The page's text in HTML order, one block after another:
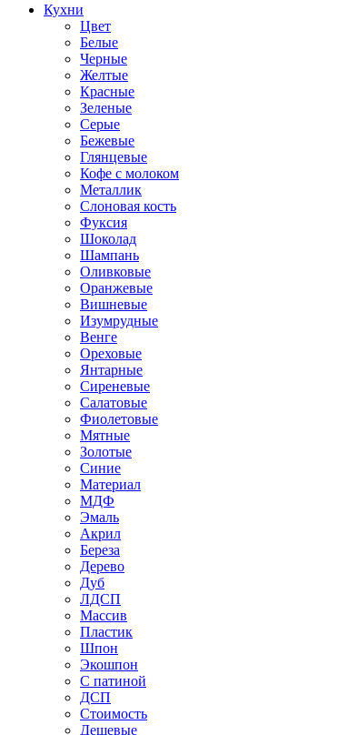
Кухни
Цвет
Белые
Черные
Желтые
Красные
Зеленые
Серые
Бежевые
Глянцевые
Кофе с молоком
Металлик
Слоновая кость
Фуксия
Шоколад
Шампань
Оливковые
Оранжевые
Вишневые
Изумрудные
Венге
Ореховые
Янтарные
Сиреневые
Салатовые
Фиолетовые
Мятные
Золотые
Синие
Материал
МДФ
Эмаль
Акрил
Береза
Дерево
Дуб
ЛДСП
Массив
Пластик
Шпон
Экошпон
С патиной
ДСП
Стоимость
Дешевые